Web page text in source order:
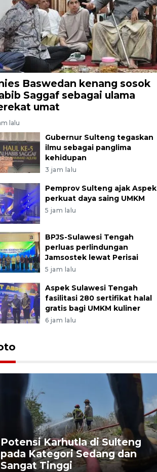
Baswedan kenang sosok
Saggaf sebagai ulama
umat
lalu
Gubernur Sulteng tegaskan
ilmu sebagai panglima
kehidupan
3 jam lalu
Pemprov Sulteng ajak Aspek
perkuat daya saing UMKM
5 jam lalu
BPJS-Sulawesi Tengah
perluas perlindungan
Jamsostek lewat Perisai
5 jam lalu
Aspek Sulawesi Tengah
fasilitasi 280 sertifikat halal
gratis bagi UMKM kuliner
6 jam lalu
Potensi Karhutla di Sulteng
pada Kategori Sedang dan
Sangat Tinggi